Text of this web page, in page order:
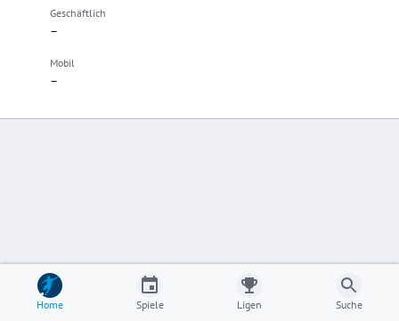
Geschäftlich
–
Mobil
–
Home Spiele Ligen Suche